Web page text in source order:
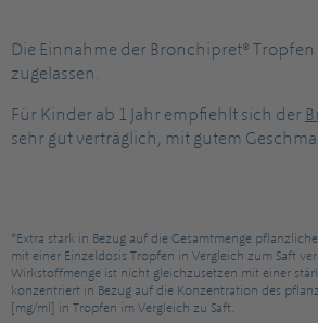
Die Einnahme der Bronchipret® Tropfen
zugelassen.
Für Kinder ab 1 Jahr empfiehlt sich der
sehr gut verträglich, mit gutem
*Extra stark in Bezug auf die Gesamtmenge
mit einer Einzeldosis Tropfen in Vergleich zum Saft
Wirkstoffmenge ist nicht gleichzusetzen mit einer
konzentriert in Bezug auf die Konzentration des
[mg/ml] in Tropfen im Vergleich zu Saft.